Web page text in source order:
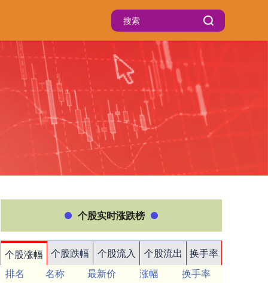
个股实时涨跌榜
个股涨幅 个股跌幅 个股流入 个股流出
换手率
排名
名称 最新价 涨幅
换手率